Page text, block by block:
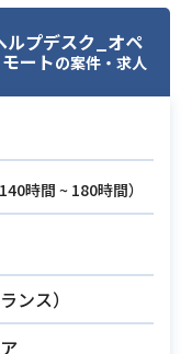
作業の巻取り
運用出来る状態
。
ト対応（LINE W
設定、EC2 (R
適用、
Scalingに
定変更
アントIDの追加
更新、キャパシ
ルプデスク_オペ
ートの案件・求人
140時間 ~ 180時間）
ンス）